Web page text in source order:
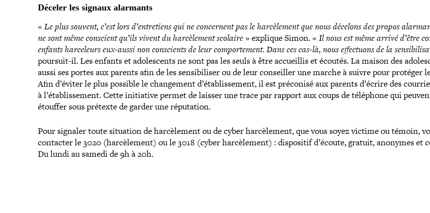
Déceler les signaux alarmants
« Le plus souvent, c’est lors d’entretiens qui ne concernent pas le har­cè­le­ment que nous décelons des propos
ne sont même conscient qu’ils vivent du har­cè­le­ment scolaire » explique Simon. « Il nous est même arrivé d’être
enfants har­ce­leurs eux-​aussi non conscients de leur com­por­te­ment. Dans ces cas-​là, nous effec­tuons de la
poursuit-​il. Les enfants et ado­les­cents ne sont pas les seuls à être accueillis et écoutés. La maison des
aussi ses portes aux parents afin de les sen­si­bi­li­ser ou de leur conseiller une marche à suivre pour protéger
Afin d’éviter le plus possible le chan­ge­ment d’établissement, il est préconisé aux parents d’écrire des
à l’établissement. Cette ini­tia­tive permet de laisser une trace par rapport aux coups de téléphone qui
étouffer sous prétexte de garder une réputation.
Pour signaler toute situation de har­cè­le­ment ou de cyber har­cè­le­ment, que vous soyez victime ou témoin,
contacter le 3020 (har­cè­le­ment) ou le 3018 (cyber har­cè­le­ment) : dis­po­si­tif d’écoute, gratuit, anonymes et
Du lundi au samedi de 9h à 20h.